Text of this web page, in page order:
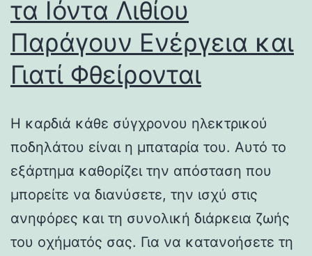
τα Ιόντα Λιθίου
Παράγουν Ενέργεια και
Γιατί Φθείρονται
Η καρδιά κάθε σύγχρονου ηλεκτρικού
ποδηλάτου είναι η μπαταρία του. Αυτό το
εξάρτημα καθορίζει την απόσταση που
μπορείτε να διανύσετε, την ισχύ στις
ανηφόρες και τη συνολική διάρκεια ζωής
του οχήματός σας. Για να κατανοήσετε τη